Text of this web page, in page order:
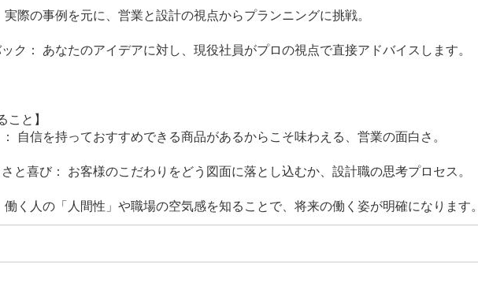
際の事例を元に、営業と設計の視点からプランニングに挑戦。
ク： あなたのアイデアに対し、現役社員がプロの視点で直接アドバイスします。
こと】
： 自信を持っておすすめできる商品があるからこそ味わえる、営業の面白さ。
さと喜び： お客様のこだわりをどう図面に落とし込むか、設計職の思考プロセス。
く人の「人間性」や職場の空気感を知ることで、将来の働く姿が明確になります。